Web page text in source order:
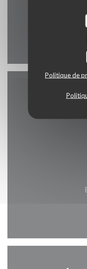
Politique de
12h00